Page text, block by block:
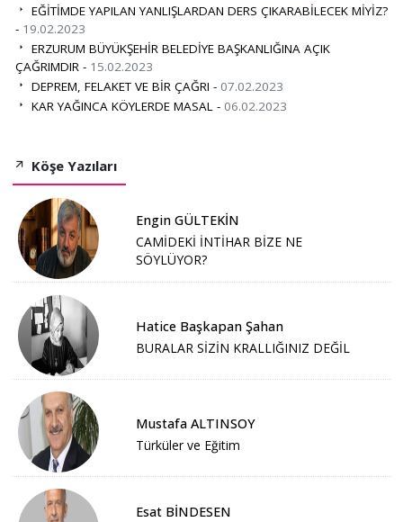
EĞİTİMDE YAPILAN YANLIŞLARDAN DERS ÇIKARABİLECEK MİYİZ?
- 19.02.2023
ERZURUM BÜYÜKŞEHİR BELEDİYE BAŞKANLIĞINA AÇIK
ÇAĞRIMDIR - 15.02.2023
DEPREM, FELAKET VE BİR ÇAĞRI - 07.02.2023
KAR YAĞINCA KÖYLERDE MASAL - 06.02.2023
Köşe Yazıları
Engin GÜLTEKİN
CAMİDEKİ İNTİHAR BİZE NE
SÖYLÜYOR?
Hatice Başkapan Şahan
BURALAR SİZİN KRALLIĞINIZ DEĞİL
Mustafa ALTINSOY
Türküler ve Eğitim
Esat BİNDESEN